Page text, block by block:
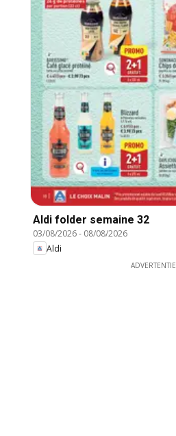
Aldi folder semaine 32
03/08/2026- 08/08/2026
Aldi
ADVERTENTIE